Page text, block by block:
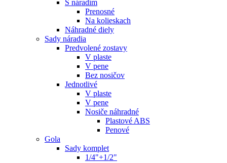
S náradím
Prenosné
Na kolieskach
Náhradné diely
Sady náradia
Predvolené zostavy
V plaste
V pene
Bez nosičov
Jednotlivé
V plaste
V pene
Nosiče náhradné
Plastové ABS
Penové
Gola
Sady komplet
1/4"+1/2"